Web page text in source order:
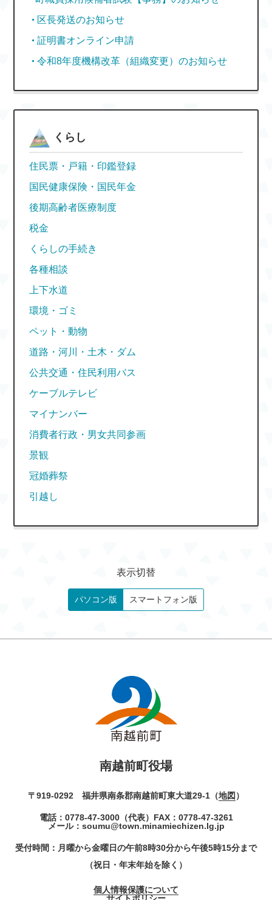
区長発送のお知らせ
証明書オンライン申請
令和8年度機構改革（組織変更）のお知らせ
くらし
住民票・戸籍・印鑑登録
国民健康保険・国民年金
後期高齢者医療制度
税金
くらしの手続き
各種相談
上下水道
環境・ゴミ
ペット・動物
道路・河川・土木・ダム
公共交通・住民利用バス
ケーブルテレビ
マイナンバー
消費者行政・男女共同参画
景観
冠婚葬祭
引越し
表示切替
パソコン版 スマートフォン版
南越前町役場
〒919-0292 福井県南条郡南越前町東大道29-1（地図 ）
電話： 0778-47-3000（代表） FAX：0778-47-3261
メール： soumu@town.minamiechizen.lg.jp
受付時間：月曜から金曜日の午前8時30分から午後5時15分まで
（祝日・年末年始を除く）
個人情報保護について